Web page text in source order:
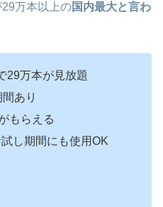
万本以上の国内最大と言わ
29万本が見放題
あり
もらえる
し期間にも使用OK